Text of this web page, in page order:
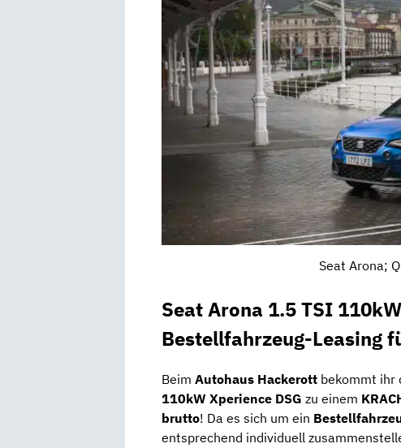
Seat Arona;
Seat Arona 1.5 TSI
Bestellfahrzeug-Leasing
Beim Autohaus Hackerott bekommt ihr
110kW Xperience DSG zu einem
brutto! Da es sich um ein
entsprechend individuell